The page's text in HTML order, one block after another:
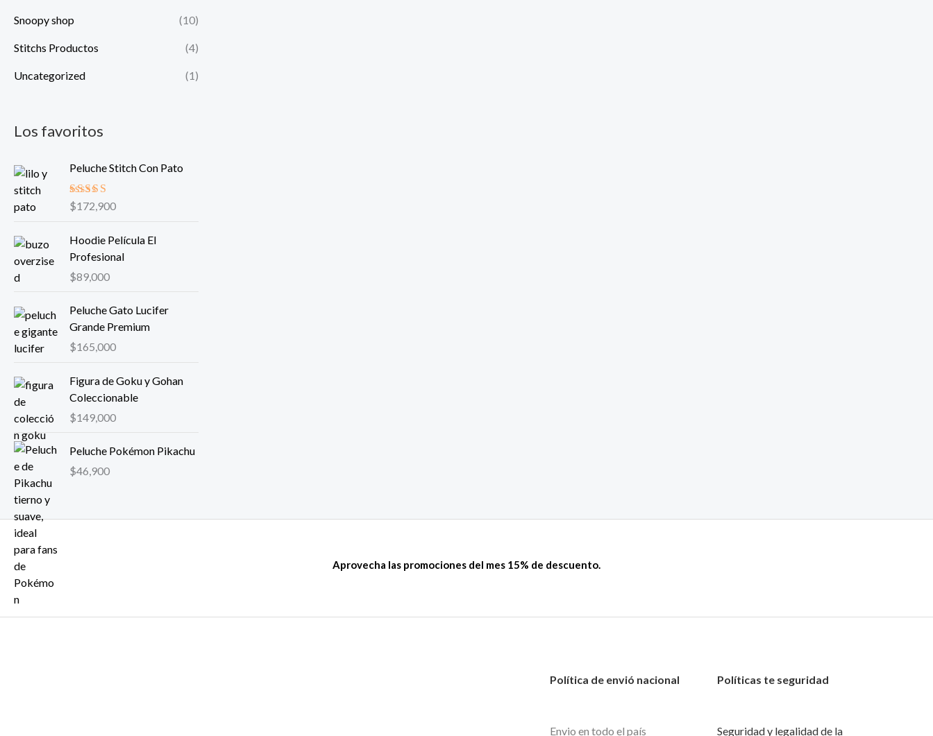
Snoopy shop (10)
Stitchs Productos (4)
Uncategorized (1)
Los favoritos
Peluche Stitch Con Pato
Valorado
$172,900
Hoodie Película El
Profesional
$89,000
Peluche Gato Lucifer
Grande Premium
$165,000
Figura de Goku y Gohan
Coleccionable
$149,000
Peluche Pokémon Pikachu
$46,900
Aprovecha las promociones del mes 15% de descuento.
Política de envió nacional
Envio en todo el país
Políticas te seguridad
Seguridad y legalidad de la